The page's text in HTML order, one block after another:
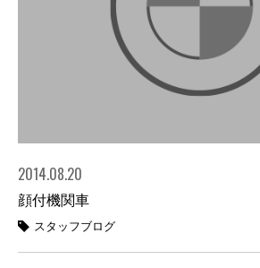
2014.08.20
顔付機関車
スタッフブログ